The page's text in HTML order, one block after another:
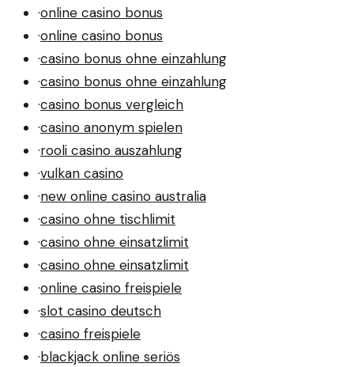
·online casino bonus
·online casino bonus
·casino bonus ohne einzahlung
·casino bonus ohne einzahlung
·casino bonus vergleich
·casino anonym spielen
·rooli casino auszahlung
·vulkan casino
·new online casino australia
·casino ohne tischlimit
·casino ohne einsatzlimit
·casino ohne einsatzlimit
·online casino freispiele
·slot casino deutsch
·casino freispiele
·blackjack online seriös